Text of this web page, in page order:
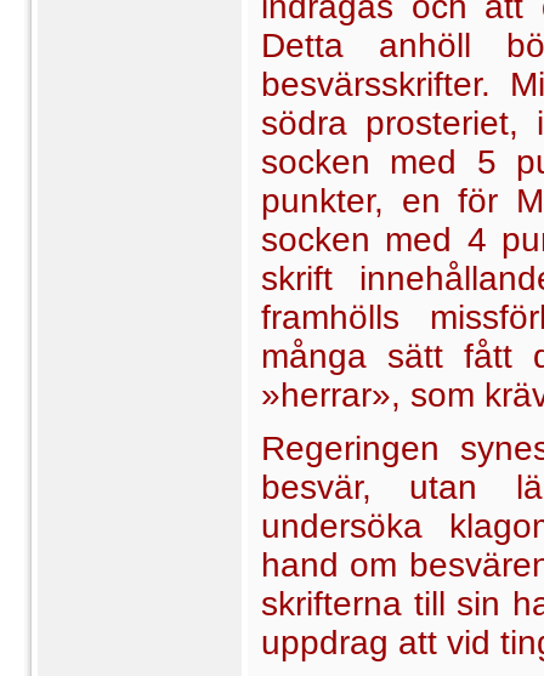
Detta anhöll
besvärsskrifter.
södra prosteriet,
socken med 5
punkter, en för
socken med 4
skrift
framhölls
många sätt fått
»herrar», som
Regeringen
besvär, utan
undersöka
hand om
skrifterna till sin
uppdrag att vid